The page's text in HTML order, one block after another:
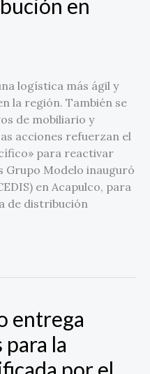
en
logística más ágil y
la región. También se
de mobiliario y
acciones refuerzan el
para reactivar
Grupo Modelo inauguró
en Acapulco, para
de distribución
entrega
para la
por el